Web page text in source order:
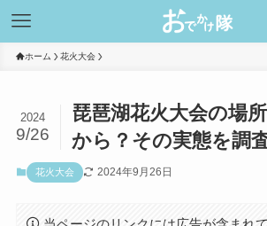
ホーム 花火大会
琵琶湖花火大会の場
から？その実態を調査
2024
9/26
花火大会 2024年9月26日